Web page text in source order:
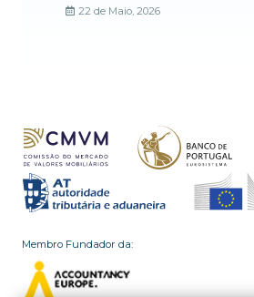
22 de Maio, 2026
Membro Fundador da: